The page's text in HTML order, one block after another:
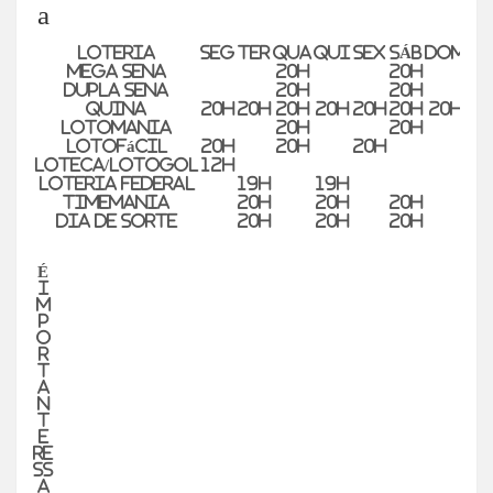
a
Loteria SEG TER QUAQUI SEX SÁB DOM
Mega Sena
20h
20h
Dupla Sena
20h
20h
Quina
20h 20h 20h 20h 20h 20h 20h
Lotomania
20h
20h
Lotofácil
20h 20h
20h
Loteca/Lotogol
12h
Loteria Federal
19h
19h
Timemania
20h 20h
20h
Dia de Sorte
20h 20h 20h
É
i
m
p
o
r
t
a
n
t
e
re
ss
a